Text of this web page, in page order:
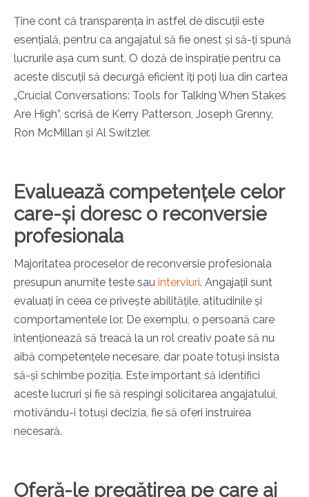
Ține cont că transparența în astfel de discuții este
esențială, pentru ca angajatul să fie onest și să-ți spună
lucrurile așa cum sunt. O doză de inspirație pentru ca
aceste discuții să decurgă eficient îți poți lua din cartea
„Crucial Conversations: Tools for Talking When Stakes
Are High”, scrisă de Kerry Patterson, Joseph Grenny,
Ron McMillan și Al Switzler.
Evaluează competențele celor
care-și doresc o reconversie
profesionala
Majoritatea proceselor de reconversie profesionala
presupun anumite teste sau interviuri. Angajații sunt
evaluați în ceea ce privește abilitățile, atitudinile și
comportamentele lor. De exemplu, o persoană care
intenționează să treacă la un rol creativ poate să nu
aibă competențele necesare, dar poate totuși insista
să-și schimbe poziția. Este important să identifici
aceste lucruri și fie să respingi solicitarea angajatului,
motivându-i totuși decizia, fie să oferi instruirea
necesară.
Oferă-le pregătirea pe care ai